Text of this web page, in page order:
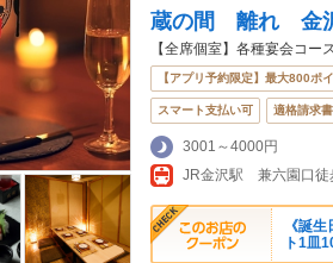
蔵の間 離れ 金
【全席個室】各種宴会コ
【アプリ予約限定】最大800ポ
スマート支払い可 適格請求
3001～4000円
JR金沢駅 兼六園口
《誕
ト1皿